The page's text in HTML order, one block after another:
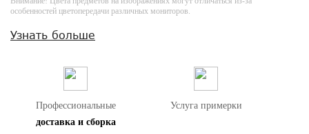
особенностей цветопередачи различных мониторов.
Узнать больше
Профессиональные
доставка и сборка
Услуга примерки